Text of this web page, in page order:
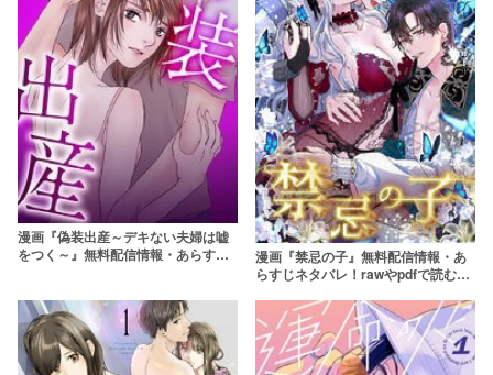
漫画『偽装出産～デキない夫婦は嘘
をつく～』無料配信情報・あらすじ
漫画『禁忌の子』無料配信情報・あ
らすじネタバレ！rawやpdfで読むの